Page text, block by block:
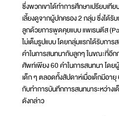
ซึ่งพวกเขาได้ทำการศึกษาเปรียบเที
เลี้ยงดูจากผู้ปกครอง 2 กลุ่ม ซึ่งได้รั
ลูกด้วยการพูดคุยแบบ แพเรนตีส
ไม่เต็มรูปแบบ โดยกลุ่มแรกได้รับกา
คำในการสนทนากับลูกๆ ในขณะที่อีก
ศัพท์เพียง 60 คำในการสนทนา โด
เด็ก ๆ ตลอดทั้งสัปดาห์เมื่อเด็กมีอา
กับทำการบันทึกการสนทนาระหว่าง
ดังกล่าว